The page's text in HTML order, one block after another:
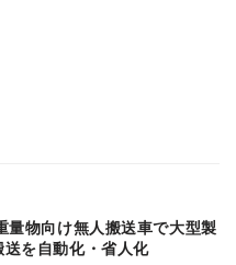
量物向け無人搬送車で大型製
送を自動化・省人化